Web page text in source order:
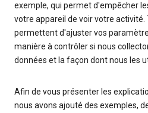
exemple, qui permet d'empêcher
votre appareil de voir votre activité.
permettent d'ajuster vos
manière à contrôler si nous
données et la façon dont nous les
Afin de vous présenter les
nous avons ajouté des exemples,